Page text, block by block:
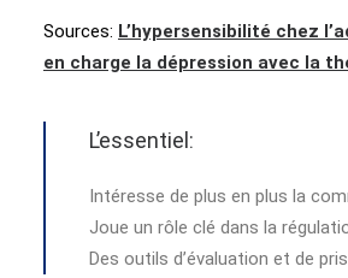
Sources: L’hypersensibilité chez
en charge la dépression avec la
L’essentiel:
Intéresse de plus en plus la
Joue un rôle clé dans la
Des outils d’évaluation et de